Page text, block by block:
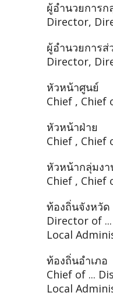
ผู้อำนวยการก
Director,
ผู้อำนวยการส่
Director,
หัวหน้าศูนย์
Chief , Chief
หัวหน้าฝ่าย
Chief , Chief
หัวหน้ากลุ่มง
Chief , Chief
ท้องถิ่นจังหวัด
Director of
Local
ท้องถิ่นอำเภอ
Chief of ...
Local